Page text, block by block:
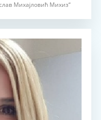
Михајловић Михиз“